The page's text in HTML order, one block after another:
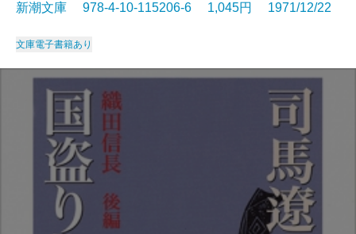
新潮文庫 978-4-10-115206-6 1,045円 1971/12/22
文庫電子書籍あり